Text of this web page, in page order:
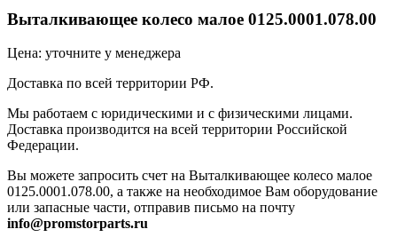
Выталкивающее колесо малое 0125.0001.078.00
Цена: уточните у менеджера
Доставка по всей территории РФ.
Мы работаем с юридическими и с физическими лицами.
Доставка производится на всей территории Российской
Федерации.
Вы можете запросить счет на Выталкивающее колесо малое
0125.0001.078.00, а также на необходимое Вам оборудование
или запасные части, отправив письмо на почту
info@promstorparts.ru